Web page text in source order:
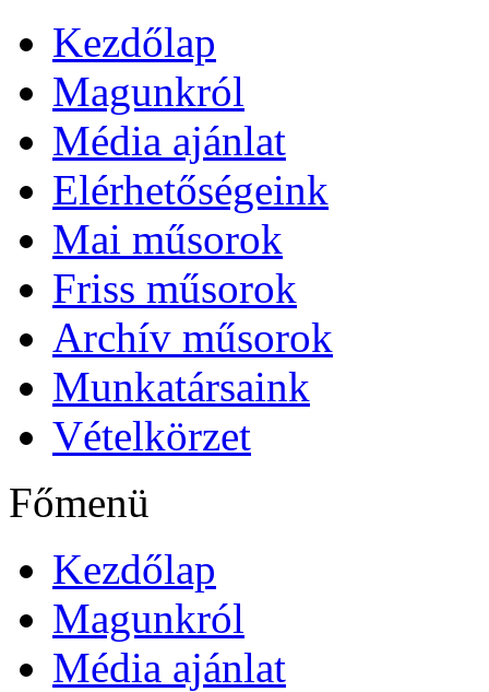
Kezdőlap
Magunkról
Média ajánlat
Elérhetőségeink
Mai műsorok
Friss műsorok
Archív műsorok
Munkatársaink
Vételkörzet
Főmenü
Kezdőlap
Magunkról
Média ajánlat